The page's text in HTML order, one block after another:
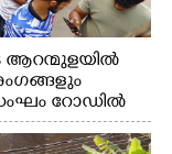
ആറന്മുളയിൽ
റോഡിൽ